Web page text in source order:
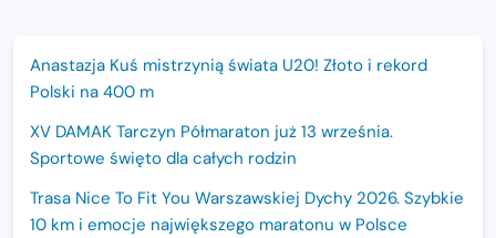
Anastazja Kuś mistrzynią świata U20! Złoto i rekord
Polski na 400 m
XV DAMAK Tarczyn Półmaraton już 13 września.
Sportowe święto dla całych rodzin
Trasa Nice To Fit You Warszawskiej Dychy 2026. Szybkie
10 km i emocje największego maratonu w Polsce